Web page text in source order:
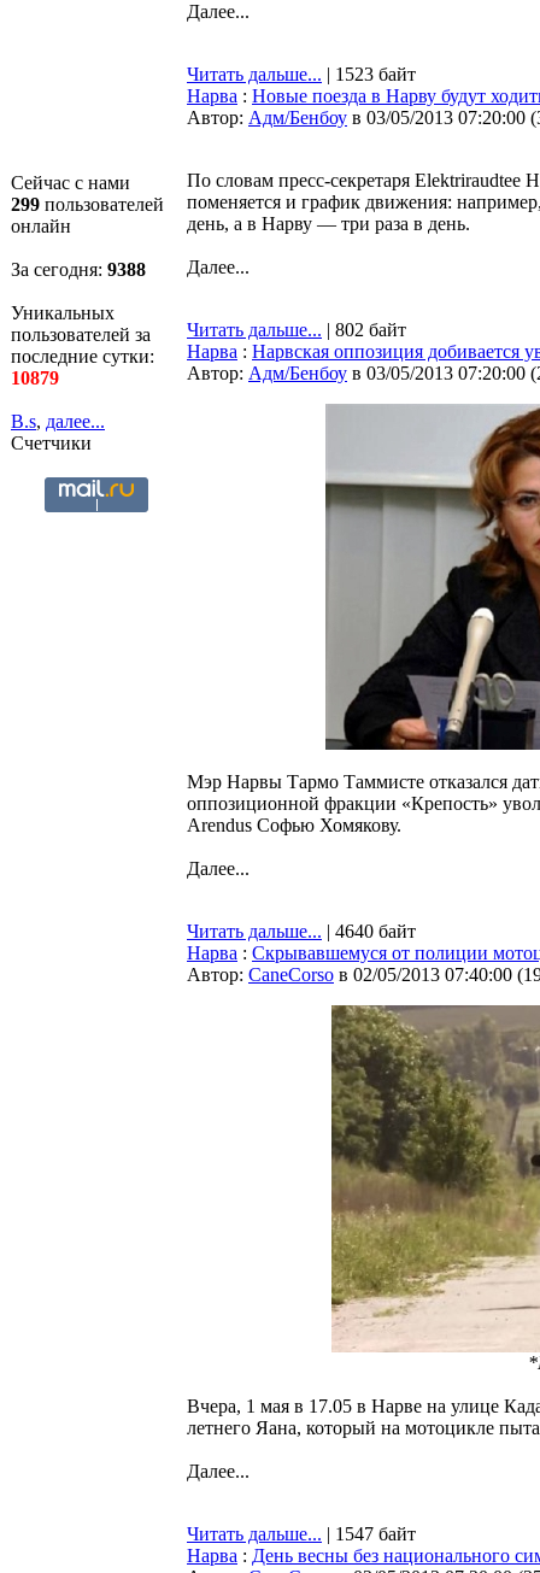
Сейчас с нами
299 пользователей
онлайн
За сегодня: 9389
Уникальных
пользователей за
последние сутки:
10879
B.s, далее...
Счетчики
Далее...
Читать дальше... | 1523 байт
Нарва : Новые поезда в Нарву будут
Автор: Адм/Бенбоу в 03/05/2013 07:20:00 (
По словам пресс-секретаря Elektriraudtee
поменяется и график движения:
день, а в Нарву — три раза в день.
Далее...
Читать дальше... | 802 байт
Нарва : Нарвская оппозиция добивается
Автор: Адм/Бенбоу в 03/05/2013 07:20:00 (
Мэр Нарвы Тармо Таммисте отказался
оппозиционной фракции «Крепость»
Arendus Софью Хомякову.
Далее...
Читать дальше... | 4640 байт
Нарва : Скрывавшемуся от полиции
Автор: CaneCorso в 02/05/2013 07:40:00 (
Вчера, 1 мая в 17.05 в Нарве на улице
летнего Яана, который на мотоцикле
Далее...
Читать дальше... | 1547 байт
Нарва : День весны без национального